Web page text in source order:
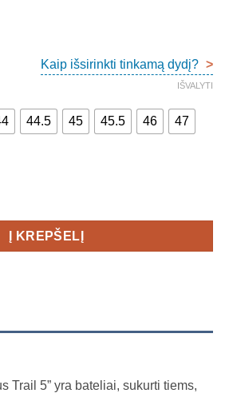
Kaip išsirinkti tinkamą dydį? >
44.5 45 45.5 46 47
IŠVALYTI
Pegasus Trail 5 GTX Men's
Į KREPŠELĮ
Trail 5” yra bateliai, sukurti tiems,